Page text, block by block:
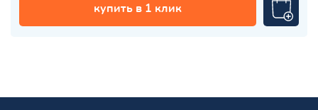
купить в 1 клик